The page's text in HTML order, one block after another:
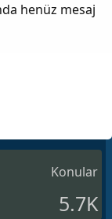
henüz mesaj
Konular
5.7K